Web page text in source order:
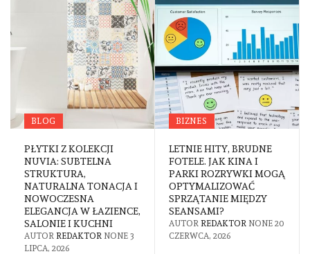
BLOG
PŁYTKI Z KOLEKCJI
NUVIA: SUBTELNA
STRUKTURA,
NATURALNA TONACJA I
NOWOCZESNA
ELEGANCJA W ŁAZIENCE,
SALONIE I KUCHNI
AUTOR REDAKTOR NONE 3
LIPCA, 2026
BIZNES
LETNIE HITY, BRUDNE
FOTELE. JAK KINA I
PARKI ROZRYWKI MOGĄ
OPTYMALIZOWAĆ
SPRZĄTANIE MIĘDZY
SEANSAMI?
AUTOR REDAKTOR NONE 20
CZERWCA, 2026